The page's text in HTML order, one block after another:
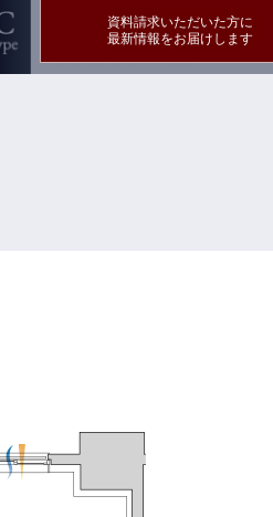
資料請求いただいた方に
最新情報をお届けします